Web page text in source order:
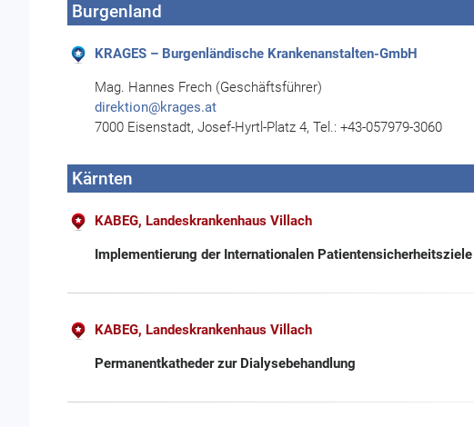
Burgenland
KRAGES – Burgenländische Krankenanstalten-GmbH
Mag. Hannes Frech (Geschäftsführer)
direktion@krages.at
7000 Eisenstadt, Josef-Hyrtl-Platz 4, Tel.: +43-057979-3060
Kärnten
KABEG, Landeskrankenhaus Villach
Implementierung der Internationalen Patientensicherheitsziele
KABEG, Landeskrankenhaus Villach
Permanentkatheder zur Dialysebehandlung